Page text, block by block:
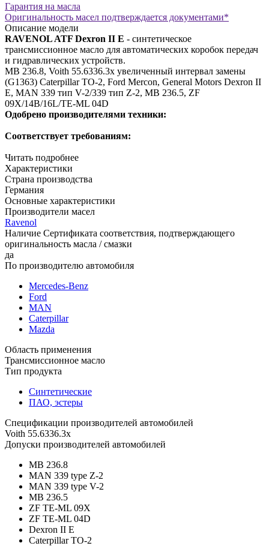
Гарантия на масла
Оригинальность масел подтверждается документами*
Описание модели
RAVENOL ATF Dexron II E - синтетическое
трансмиссионное масло для автоматических коробок передач
и гидравлических устройств.
MB 236.8, Voith 55.6336.3x увеличенный интервал замены
(G1363) Caterpillar TO-2, Ford Mercon, General Motors Dexron II
E, MAN 339 тип V-2/339 тип Z-2, MB 236.5, ZF
09X/14B/16L/TE-ML 04D
Одобрено производителями техники:
Соответствует требованиям:
Читать подробнее
Характеристики
Страна производства
Германия
Основные характеристики
Производители масел
Ravenol
Наличие Сертификата соответствия, подтверждающего
оригинальность масла / смазки
да
По производителю автомобиля
Mercedes-Benz
Ford
MAN
Caterpillar
Mazda
Область применения
Трансмиссионное масло
Тип продукта
Синтетические
ПАО, эстеры
Спецификации производителей автомобилей
Voith 55.6336.3x
Допуски производителей автомобилей
MB 236.8
MAN 339 type Z-2
MAN 339 type V-2
MB 236.5
ZF TE-ML 09X
ZF TE-ML 04D
Dexron II E
Caterpillar TO-2